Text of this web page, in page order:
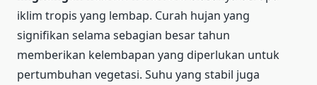
iklim tropis yang lembap. Curah hujan yang
signifikan selama sebagian besar tahun
memberikan kelembapan yang diperlukan untuk
pertumbuhan vegetasi. Suhu yang stabil juga